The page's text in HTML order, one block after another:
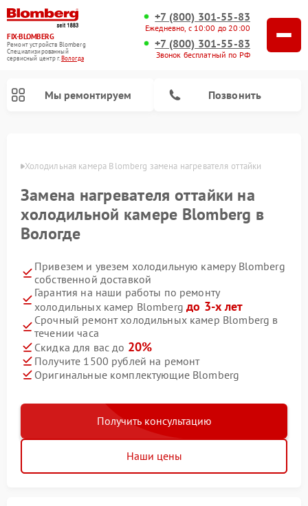
FIX-BLOMBERG
Ремонт устройств Blomberg
Специализированный
cервисный центр г.Вологда
+7 (800) 301-55-83
Ежедневно, с 10:00 до 20:00
+7 (800) 301-55-83
Звонок бесплатный по РФ
Мы ремонтируем Позвонить
Холодильная камера Blomberg замена нагревателя оттайки
Замена нагревателя оттайки на
холодильной камере Blomberg в
Вологде
Привезем и увезем холодильную камеру Blomberg
собственной доставкой
Гарантия на наши работы по ремонту
холодильных камер Blombergдо 3-х лет
Срочный ремонт холодильных камер Blomberg в
течении часа
Скидка для вас до 20%
Получите 1500 рублей на ремонт
Оригинальные комплектующие Blomberg
Получить консультацию
Наши цены